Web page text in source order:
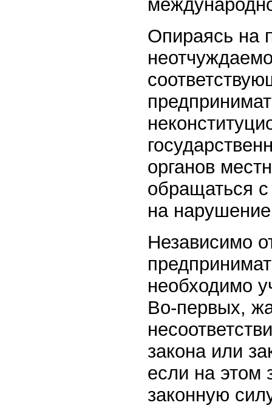
Опираясь на
органов
обращаться
на
Независимо
необходимо
Во-первых,
закона или
если на этом
законную